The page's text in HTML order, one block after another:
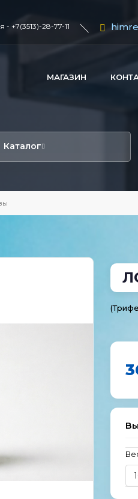
+7(3513)-28-77-11
МАГАЗИН
Каталог